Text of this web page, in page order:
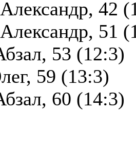
42
51
53 (12:3)
59 (13:3)
60 (14:3)